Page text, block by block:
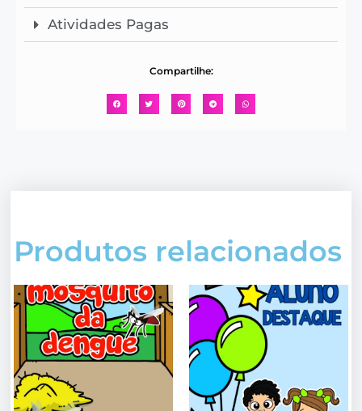
Atividades Pagas
Compartilhe:
Produtos relacionados